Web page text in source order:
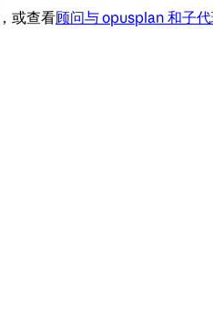
，或查看顾问与 opusplan 和子